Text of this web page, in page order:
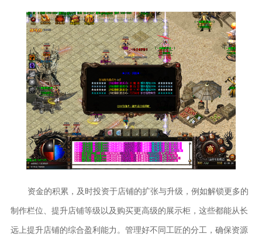
资金的积累，及时投资于店铺的扩张与升级，例如解锁更多的
制作栏位、提升店铺等级以及购买更高级的展示柜，这些都能从长
远上提升店铺的综合盈利能力。管理好不同工匠的分工，确保资源